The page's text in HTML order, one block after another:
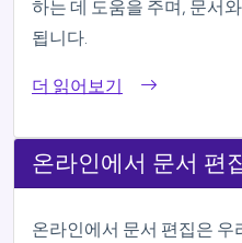
하는 데 도움을 주며, 문서
됩니다.
더 읽어보기
온라인에서 문서 편
온라인에서 문서 편집은